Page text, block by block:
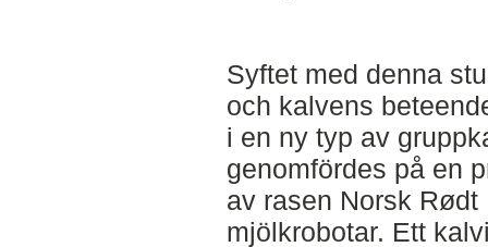
Syftet med denna
och kalvens
i en ny typ av
genomfördes på en
av rasen Norsk
mjölkrobotar. Ett